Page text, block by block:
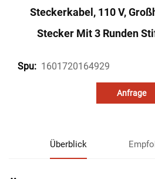
Steckerkabel, 110 V,
Stecker Mit 3 Runden
Spu: 1601720164929
Anfrage
Überblick